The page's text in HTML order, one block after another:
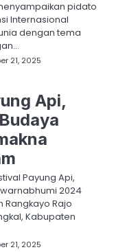
pidato
Internasional
dengan tema
21, 2025
Api,
Payung Api,
2024
Rangkayo Rajo
Kabupaten
21, 2025